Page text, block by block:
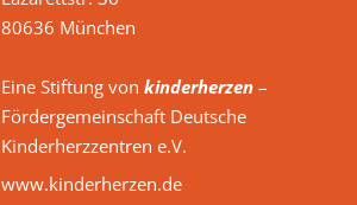
80636 München
Eine Stiftung von kinderherzen –
Fördergemeinschaft Deutsche
Kinderherzzentren e.V.
www.kinderherzen.de